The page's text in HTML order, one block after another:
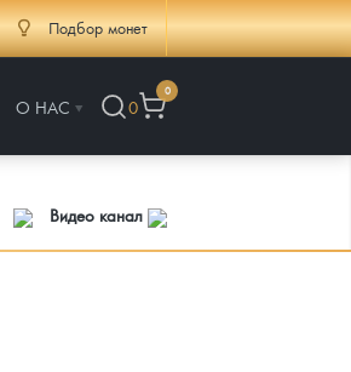
Подбор монет
О НАС 0
0
Видео канал